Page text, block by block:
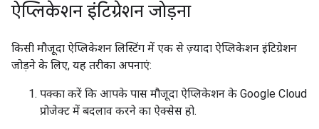
ऐप्लिकेशन इंटिग्रेशन जोड़ना
किसी मौजूदा ऐप्लिकेशन लिस्टिंग में एक से ज़्यादा ऐप्लिकेशन इंटिग्रेशन
जोड़ने के लिए, यह तरीका अपनाएं:
पक्का करें कि आपके पास मौजूदा ऐप्लिकेशन के Google Cloud
प्रोजेक्ट में बदलाव करने का ऐक्सेस हो.